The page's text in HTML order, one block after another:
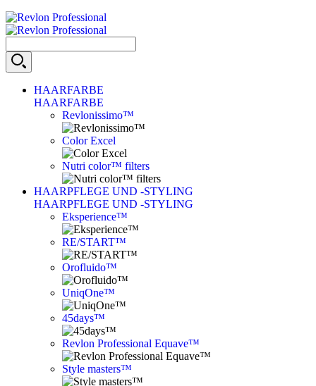
HAARFARBE
HAARFARBE
Revlonissimo™
Color Excel
Nutri color™ filters
HAARPFLEGE UND -STYLING
HAARPFLEGE UND -STYLING
Eksperience™
RE/START™
Orofluido™
UniqOne™
45days™
Revlon Professional Equave™
Style masters™